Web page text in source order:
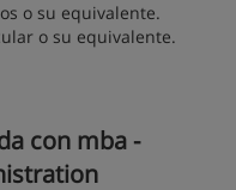
o su equivalente.
o su equivalente.
con mba -